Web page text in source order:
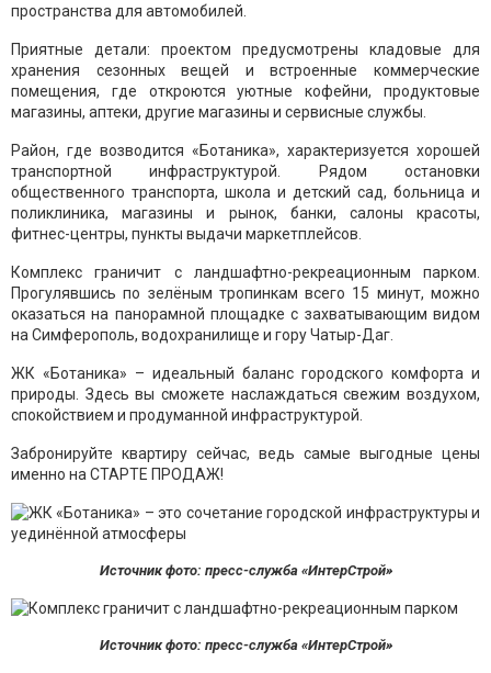
пространства для автомобилей.
Приятные детали: проектом предусмотрены кладовые для
хранения сезонных вещей и встроенные коммерческие
помещения, где откроются уютные кофейни, продуктовые
магазины, аптеки, другие магазины и сервисные службы.
Район, где возводится «Ботаника», характеризуется хорошей
транспортной инфраструктурой. Рядом остановки
общественного транспорта, школа и детский сад, больница и
поликлиника, магазины и рынок, банки, салоны красоты,
фитнес-центры, пункты выдачи маркетплейсов.
Комплекс граничит с ландшафтно-рекреационным парком.
Прогулявшись по зелёным тропинкам всего 15 минут, можно
оказаться на панорамной площадке с захватывающим видом
на Симферополь, водохранилище и гору Чатыр-Даг.
ЖК «Ботаника» – идеальный баланс городского комфорта и
природы. Здесь вы сможете наслаждаться свежим воздухом,
спокойствием и продуманной инфраструктурой.
Забронируйте квартиру сейчас, ведь самые выгодные цены
именно на СТАРТЕ ПРОДАЖ!
Источник фото: пресс-служба «ИнтерСтрой»
Источник фото: пресс-служба «ИнтерСтрой»